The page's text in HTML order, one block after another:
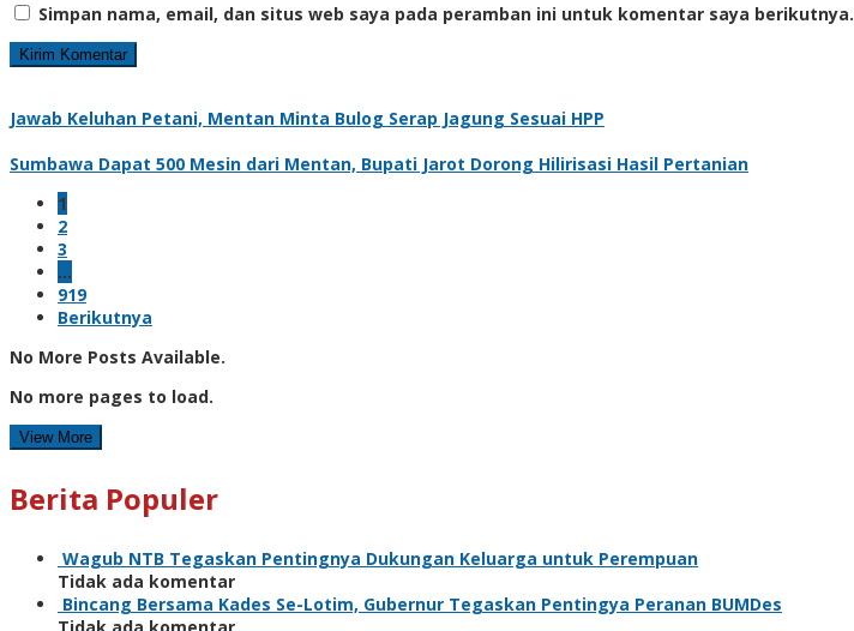
Simpan nama, email, dan situs web saya pada peramban ini untuk komentar saya berikutnya.
Jawab Keluhan Petani, Mentan Minta Bulog Serap Jagung Sesuai HPP
Sumbawa Dapat 500 Mesin dari Mentan, Bupati Jarot Dorong Hilirisasi Hasil Pertanian
1
2
3
…
919
Berikutnya
No More Posts Available.
No more pages to load.
View More
Berita Populer
Wagub NTB Tegaskan Pentingnya Dukungan Keluarga untuk Perempuan
Tidak ada komentar
Bincang Bersama Kades Se-Lotim, Gubernur Tegaskan Pentingya Peranan BUMDes